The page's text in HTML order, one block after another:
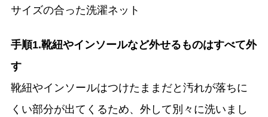
サイズの合った洗濯ネット
手順1.靴紐やインソールなど外せるものはすべて外
す
靴紐やインソールはつけたままだと汚れが落ちに
くい部分が出てくるため、外して別々に洗いまし